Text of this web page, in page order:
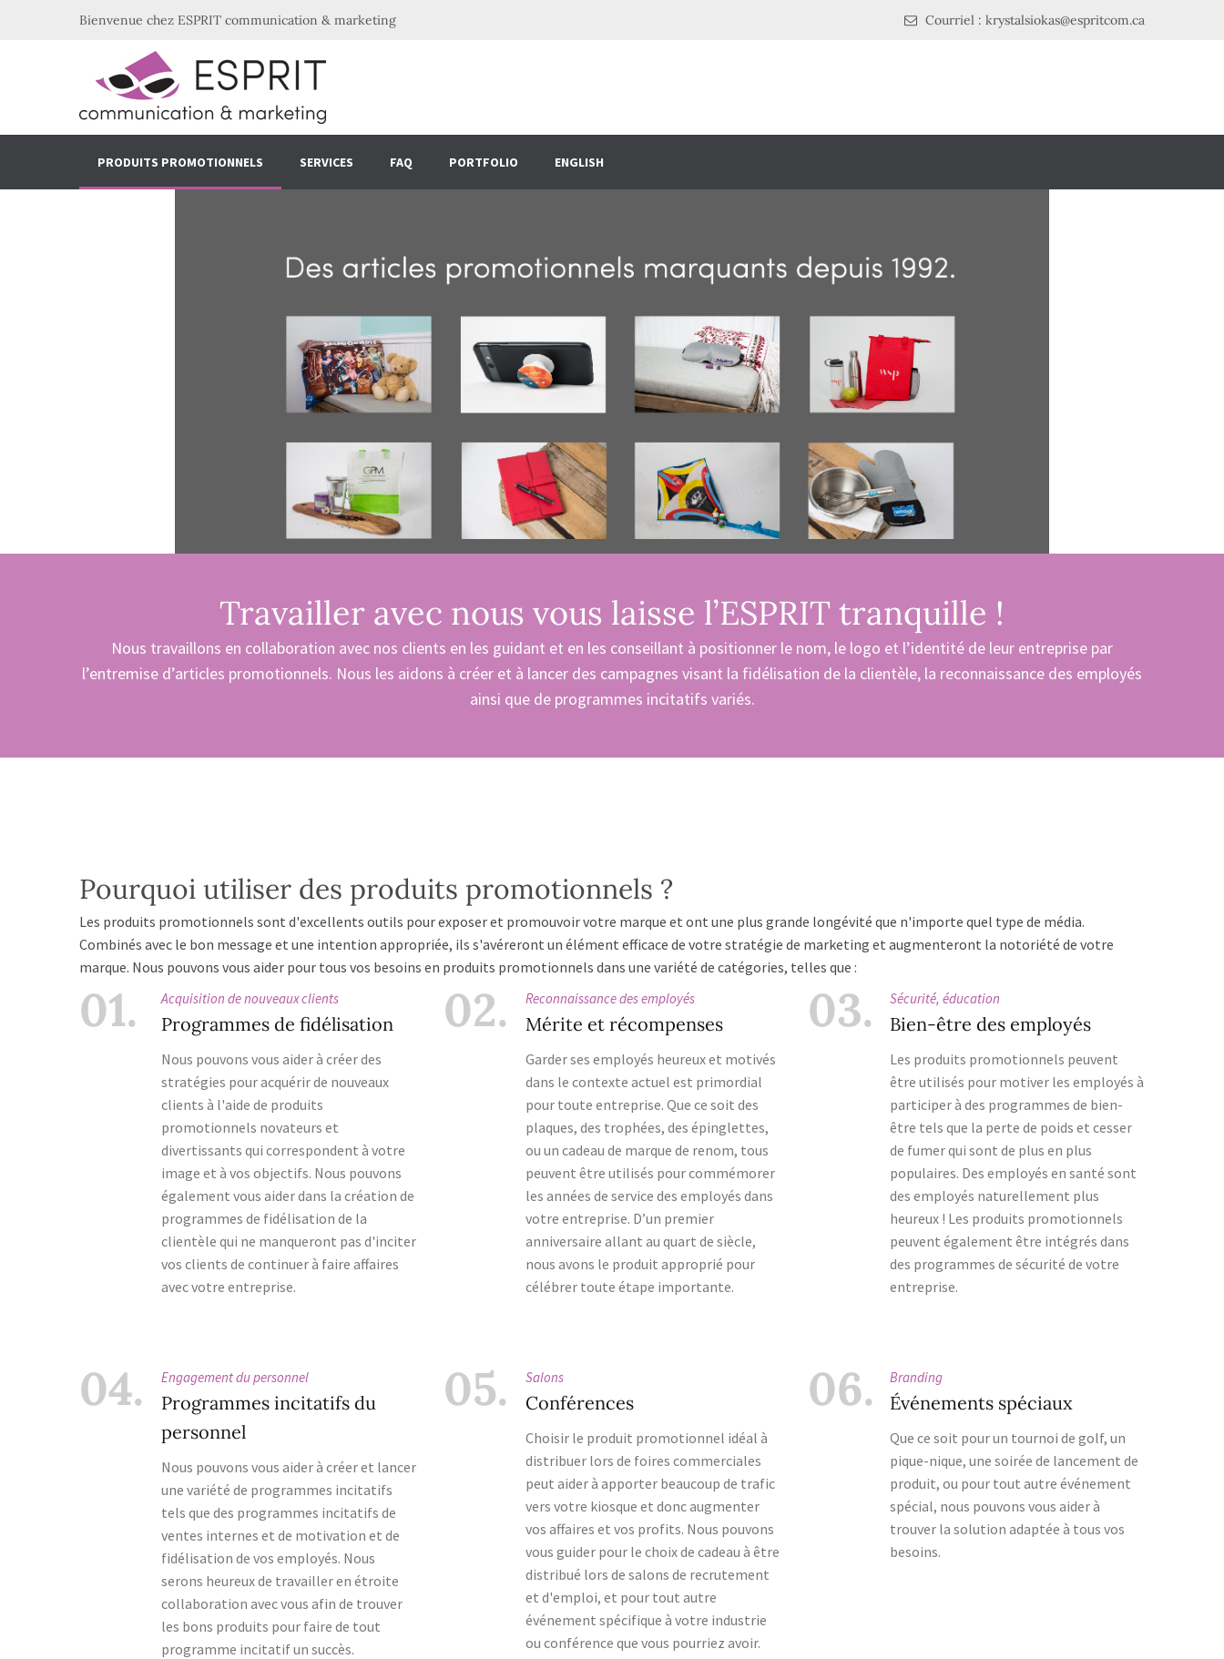
Bienvenue chez ESPRIT communication & marketing Courriel : krystalsiokas@espritcom.ca
PRODUITS PROMOTIONNELS SERVICES FAQ PORTFOLIO ENGLISH
Travailler avec nous vous laisse l’ESPRIT tranquille !
Nous travaillons en collaboration avec nos clients en les guidant et en les conseillant à positionner le nom, le logo et l’identité de leur entreprise par
l’entremise d’articles promotionnels. Nous les aidons à créer et à lancer des campagnes visant la fidélisation de la clientèle, la reconnaissance des employés
ainsi que de programmes incitatifs variés.
Pourquoi utiliser des produits promotionnels ?
Les produits promotionnels sont d'excellents outils pour exposer et promouvoir votre marque et ont une plus grande longévité que n'importe quel type de média.
Combinés avec le bon message et une intention appropriée, ils s'avéreront un élément efficace de votre stratégie de marketing et augmenteront la notoriété de votre
marque. Nous pouvons vous aider pour tous vos besoins en produits promotionnels dans une variété de catégories, telles que :
01. Acquisition de nouveaux clients
Programmes de fidélisation
Nous pouvons vous aider à créer des
stratégies pour acquérir de nouveaux
clients à l'aide de produits
promotionnels novateurs et
divertissants qui correspondent à votre
image et à vos objectifs. Nous pouvons
également vous aider dans la création de
programmes de fidélisation de la
clientèle qui ne manqueront pas d'inciter
vos clients de continuer à faire affaires
avec votre entreprise.
02. Reconnaissance des employés
Mérite et récompenses
Garder ses employés heureux et motivés
dans le contexte actuel est primordial
pour toute entreprise. Que ce soit des
plaques, des trophées, des épinglettes,
ou un cadeau de marque de renom, tous
peuvent être utilisés pour commémorer
les années de service des employés dans
votre entreprise. D’un premier
anniversaire allant au quart de siècle,
nous avons le produit approprié pour
célébrer toute étape importante.
03. Sécurité, éducation
Bien-être des employés
Les produits promotionnels peuvent
être utilisés pour motiver les employés à
participer à des programmes de bien-
être tels que la perte de poids et cesser
de fumer qui sont de plus en plus
populaires. Des employés en santé sont
des employés naturellement plus
heureux ! Les produits promotionnels
peuvent également être intégrés dans
des programmes de sécurité de votre
entreprise.
04. Engagement du personnel
Programmes incitatifs du
personnel
Nous pouvons vous aider à créer et lancer
une variété de programmes incitatifs
tels que des programmes incitatifs de
ventes internes et de motivation et de
fidélisation de vos employés. Nous
serons heureux de travailler en étroite
collaboration avec vous afin de trouver
les bons produits pour faire de tout
programme incitatif un succès.
05. Salons
Conférences
Choisir le produit promotionnel idéal à
distribuer lors de foires commerciales
peut aider à apporter beaucoup de trafic
vers votre kiosque et donc augmenter
vos affaires et vos profits. Nous pouvons
vous guider pour le choix de cadeau à être
distribué lors de salons de recrutement
et d'emploi, et pour tout autre
événement spécifique à votre industrie
ou conférence que vous pourriez avoir.
06. Branding
Événements spéciaux
Que ce soit pour un tournoi de golf, un
pique-nique, une soirée de lancement de
produit, ou pour tout autre événement
spécial, nous pouvons vous aider à
trouver la solution adaptée à tous vos
besoins.